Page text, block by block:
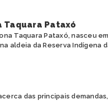
Pataxó
Taquara Pataxó, nasceu
aldeia da Reserva Indígena
das principais